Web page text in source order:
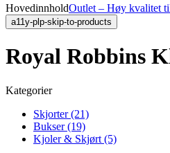
HovedinnholdOutlet – Høy kvalitet
a11y-plp-skip-to-products
Royal Robbins
Kategorier
Skjorter (21)
Bukser (19)
Kjoler & Skjørt (5)